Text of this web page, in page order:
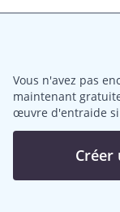
Vous n'avez pas
maintenant
œuvre d'entraide si
Créer